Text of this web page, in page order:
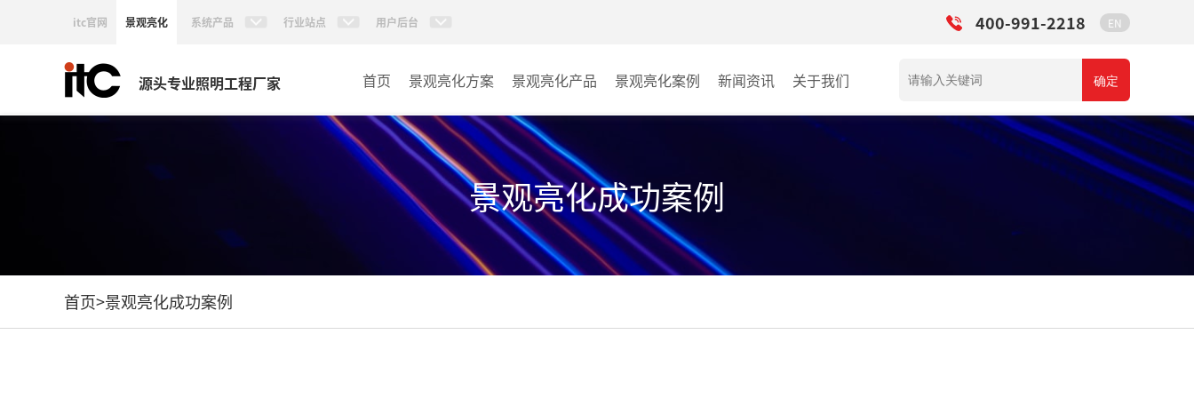
itc官网 景观亮化 系统产品 行业站点 用户后台 400-991-2218 EN
源头专业照明工程厂家 首页 景观亮化方案 景观亮化产品
AI智慧文旅灯光系统
AI智慧照明控制系统
投光灯
洗墙灯
景观亮化案例
文旅照明
其它
新闻资讯 关于我们 确定
景观亮化成功案例
首页>景观亮化成功案例